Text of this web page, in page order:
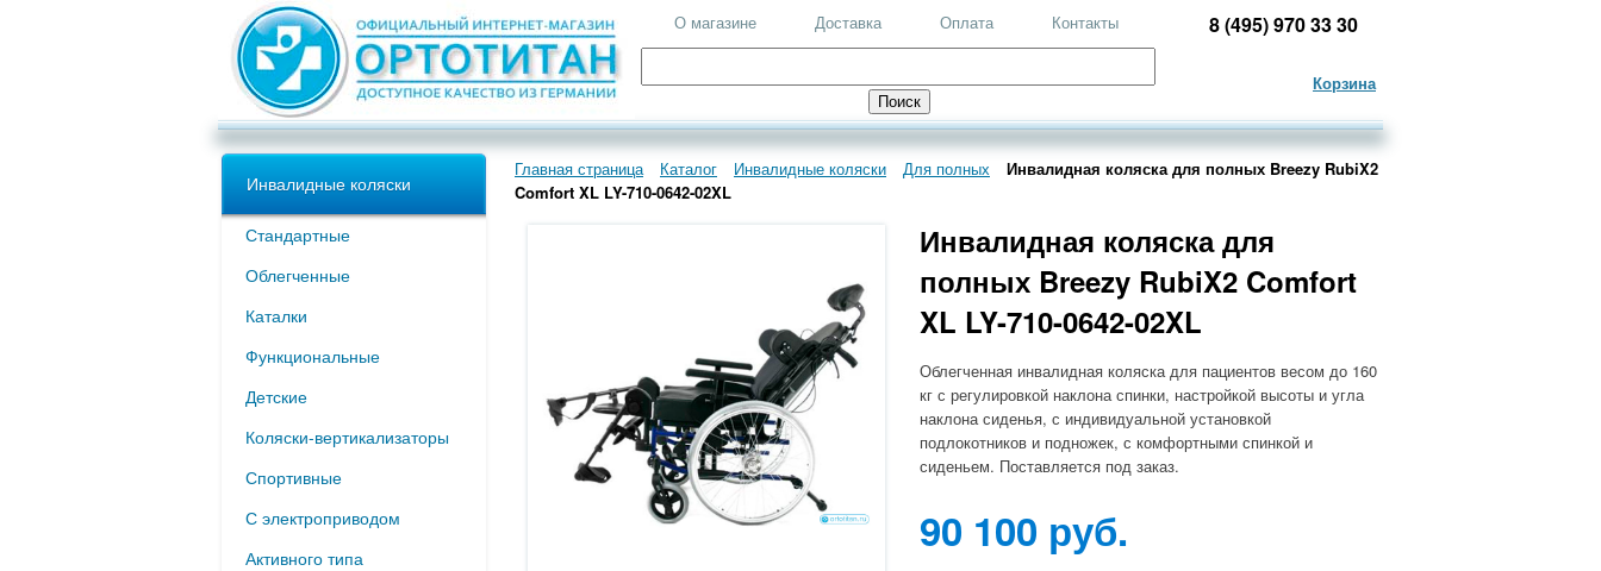
О магазине Доставка Оплата Контакты 8 (495) 970 33 30
Корзина
Инвалидные коляски
Стандартные
Облегченные
Каталки
Функциональные
Детские
Коляски-вертикализаторы
Спортивные
С электроприводом
Активного типа
Главная страница Каталог Инвалидные коляски Для полных
Инвалидная коляска для полных Breezy RubiX2
Comfort XL LY-710-0642-02XL
Инвалидная коляска для
полных Breezy RubiX2 Comfort
XL LY-710-0642-02XL
Облегченная инвалидная коляска для пациентов весом до 160
кг с регулировкой наклона спинки, настройкой высоты и угла
наклона сиденья, с индивидуальной установкой
подлокотников и подножек, с комфортными спинкой и
сиденьем. Поставляется под заказ.
90 100 руб.